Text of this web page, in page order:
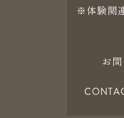
※体験関
お